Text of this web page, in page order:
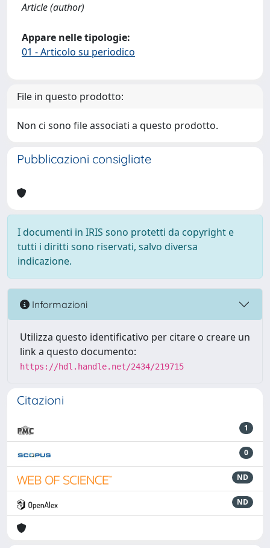
Article (author)
Appare nelle tipologie:
01 - Articolo su periodico
File in questo prodotto:
Non ci sono file associati a questo prodotto.
Pubblicazioni consigliate
I documenti in IRIS sono protetti da copyright e
tutti i diritti sono riservati, salvo diversa
indicazione.
Informazioni
Utilizza questo identificativo per citare o creare un
link a questo documento:
https://hdl.handle.net/2434/219715
Citazioni
1
0
ND
ND